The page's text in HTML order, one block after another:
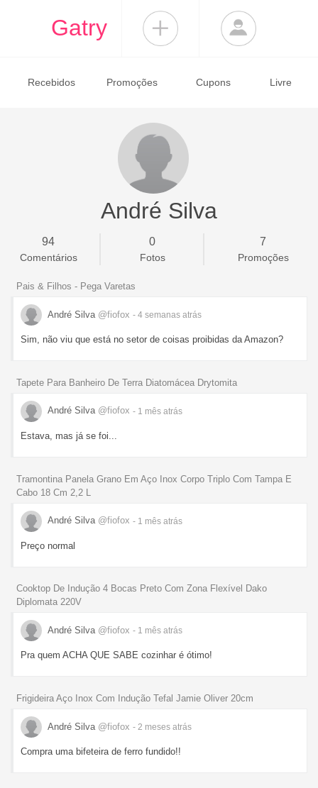
Gatry
Recebidos Promoções Cupons Livre
André Silva
94
Comentários
0
Fotos
7
Promoções
Pais & Filhos - Pega Varetas
André Silva @fiofox - 4 semanas atrás
Sim, não viu que está no setor de coisas proibidas da Amazon?
Tapete Para Banheiro De Terra Diatomácea Drytomita
André Silva @fiofox - 1 mês atrás
Estava, mas já se foi...
Tramontina Panela Grano Em Aço Inox Corpo Triplo Com Tampa E
Cabo 18 Cm 2,2 L
André Silva @fiofox - 1 mês atrás
Preço normal
Cooktop De Indução 4 Bocas Preto Com Zona Flexível Dako
Diplomata 220V
André Silva @fiofox - 1 mês atrás
Pra quem ACHA QUE SABE cozinhar é ótimo!
Frigideira Aço Inox Com Indução Tefal Jamie Oliver 20cm
André Silva @fiofox - 2 meses atrás
Compra uma bifeteira de ferro fundido!!